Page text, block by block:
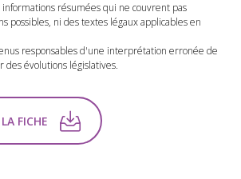
résumées qui ne couvrent pas
possibles, ni des textes légaux applicables en
responsables d'une interprétation erronée de
des évolutions législatives.
FICHE